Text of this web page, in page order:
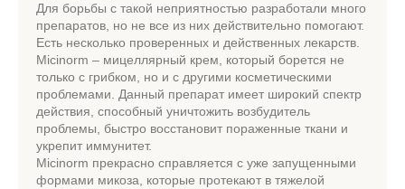
Для борьбы с такой неприятностью разработали много
препаратов, но не все из них действительно помогают.
Есть несколько проверенных и действенных лекарств.
Micinorm – мицеллярный крем, который борется не
только с грибком, но и с другими косметическими
проблемами. Данный препарат имеет широкий спектр
действия, способный уничтожить возбудитель
проблемы, быстро восстановит пораженные ткани и
укрепит иммунитет.
Micinorm прекрасно справляется с уже запущенными
формами микоза, которые протекают в тяжелой